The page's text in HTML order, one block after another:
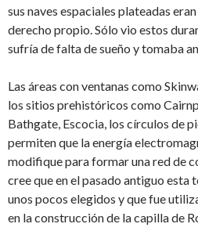
sus naves espaciales plateadas
derecho propio. Sólo vio estos
sufría de falta de sueño y tomaba
Las áreas con ventanas como
los sitios prehistóricos como
Bathgate, Escocia, los círculos de
permiten que la energía
modifique para formar una red de
cree que en el pasado antiguo
unos pocos elegidos y que fue
en la construcción de la capilla de